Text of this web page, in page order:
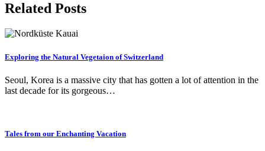
Related Posts
Exploring the Natural Vegetaion of Switzerland
Seoul, Korea is a massive city that has gotten a lot of attention in the
last decade for its gorgeous…
Tales from our Enchanting Vacation